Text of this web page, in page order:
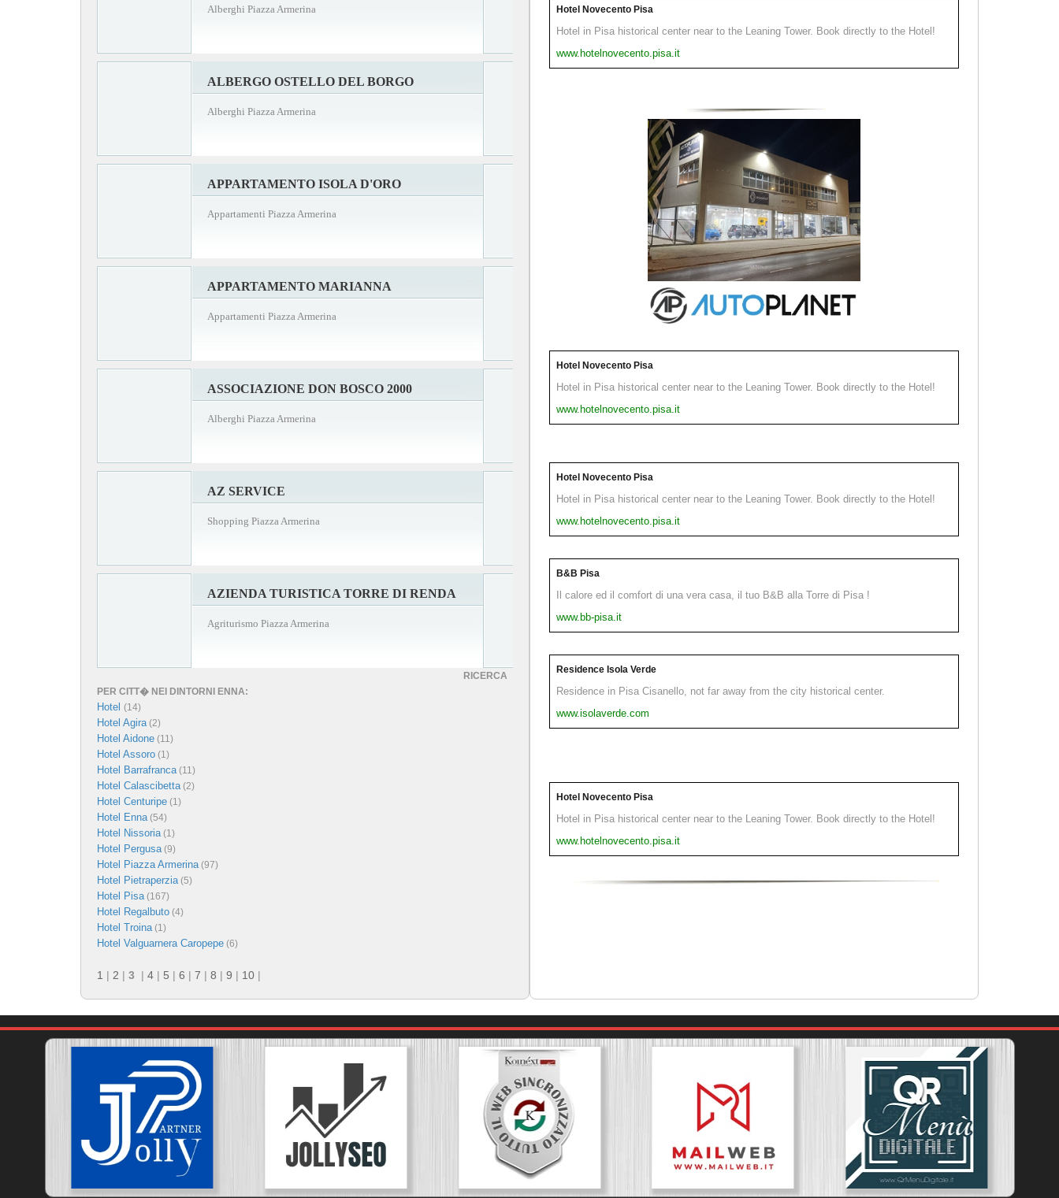
Alberghi Piazza Armerina
ALBERGO OSTELLO DEL BORGO
Alberghi Piazza Armerina
APPARTAMENTO ISOLA D'ORO
Appartamenti Piazza Armerina
APPARTAMENTO MARIANNA
Appartamenti Piazza Armerina
ASSOCIAZIONE DON BOSCO 2000
Alberghi Piazza Armerina
AZ SERVICE
Shopping Piazza Armerina
AZIENDA TURISTICA TORRE DI RENDA
Agriturismo Piazza Armerina
RICERCA
PER CITT� NEI DINTORNI ENNA:
Hotel (14)
Hotel Agira(2)
Hotel Aidone (11)
Hotel Assoro (1)
Hotel Barrafranca(11)
Hotel Calascibetta(2)
Hotel Centuripe (1)
Hotel Enna(54)
Hotel Nissoria(1)
Hotel Pergusa(9)
Hotel Piazza Armerina(97)
Hotel Pietraperzia(5)
Hotel Pisa(167)
Hotel Regalbuto (4)
Hotel Troina(1)
Hotel Valguarnera Caropepe (6)
1 | 2 | 3 | 4 | 5 | 6 | 7 | 8 | 9 | 10 |
Hotel Novecento Pisa
Hotel in Pisa historical center near to the Leaning Tower. Book directly to the Hotel!
www.hotelnovecento.pisa.it
Hotel Novecento Pisa
Hotel in Pisa historical center near to the Leaning Tower. Book directly to the Hotel!
www.hotelnovecento.pisa.it
Hotel Novecento Pisa
Hotel in Pisa historical center near to the Leaning Tower. Book directly to the Hotel!
www.hotelnovecento.pisa.it
B&B Pisa
Il calore ed il comfort di una vera casa, il tuo B&B alla Torre di Pisa !
www.bb-pisa.it
Residence Isola Verde
Residence in Pisa Cisanello, not far away from the city historical center.
www.isolaverde.com
Hotel Novecento Pisa
Hotel in Pisa historical center near to the Leaning Tower. Book directly to the Hotel!
www.hotelnovecento.pisa.it